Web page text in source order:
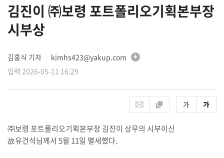
김진이 ㈜보령 포트폴리오기획본부장
시부상
김홍식 기자
kimhs423@yakup.com
입력 2026-05-11 16:29
㈜보령 포트폴리오기획본부장 김진이 상무의 시부이신
故유건석님께서 5월 11일 별세했다.